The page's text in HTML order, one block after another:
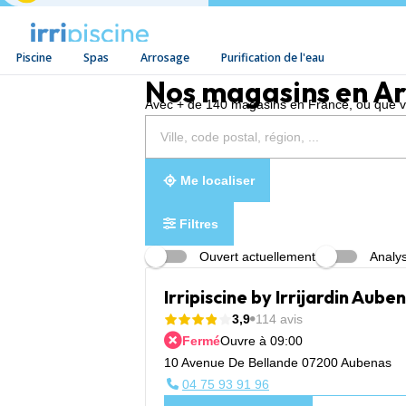
Aller au contenu
Piscine Spas Arrosage Purification de l'eau
Nos magasins en
Avec + de 140 magasins en France, où que
Veuillez
renseigner
{{count}}
résultat(s)
Me localiser
Filtres
Ouvert actuellement
Irripiscine by Irrijardin
3,9 114 avis
FerméOuvre à 09:00
10 Avenue De Bellande 07200 Aubenas
04 75 93 91 96